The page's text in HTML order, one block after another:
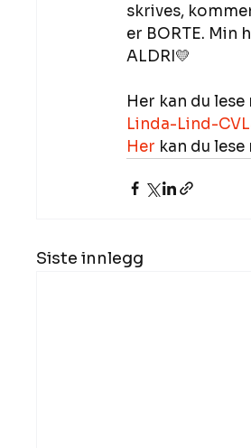
skrives,
er BORTE. Min
ALDRI💛
Her kan du
Linda-Lind-CV
Her kan du
Siste innlegg